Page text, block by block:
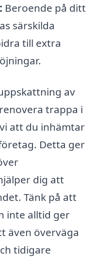
Beroende på ditt
särskilda
till extra
av
trappa i
att du inhämtar
Detta ger
dig att
Tänk på att
inte alltid ger
även överväga
tidigare